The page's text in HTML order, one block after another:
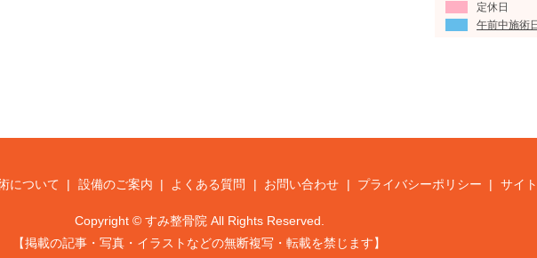
定休日
午前中施術
について 設備のご案内 よくある質問 お問い合わせ プライバシーポリシー サイ
Copyright © すみ整骨院 All Rights Reserved.
【掲載の記事・写真・イラストなどの無断複写・転載を禁じます】